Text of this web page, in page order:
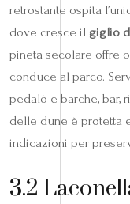
retrostante ospita
dove cresce il giglio
pineta secolare offre
conduce al parco.
pedalò e barche, bar,
delle dune è protetta
indicazioni per
3.2